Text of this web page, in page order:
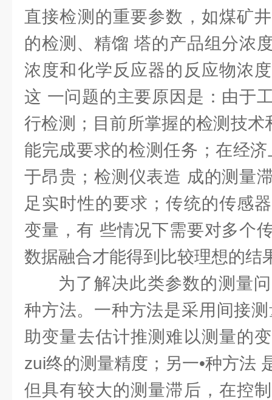
直接检测的重要参数，如煤矿
的检测、精馏 塔的产品组分浓
浓度和化学反应器的反应物浓
这 一问题的主要原因是：由于
行检测；目前所掌握的检测技
能完成要求的检测任务；在经
于昂贵；检测仪表造 成的测量
足实时性的要求；传统的传感
变量，有 些情况下需要对多个
数据融合才能得到比较理想的结
为了解决此类参数的测量
种方法。一种方法是采用间接
助变量去估计推测难以测量的
zui终的测量精度；另一•种方法
但具有较大的测量滞后，在控